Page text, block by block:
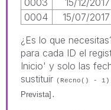
0004
15/07/2017
¿Es lo que
para cada ID el
Inicio' y solo las
sustituir (Recno() - 1)
Prevista] .